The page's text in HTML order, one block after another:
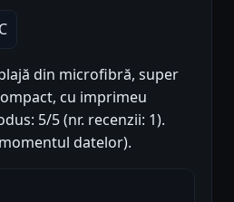
din microfibră, super
cu imprimeu
5/5 (nr. recenzii: 1).
datelor).